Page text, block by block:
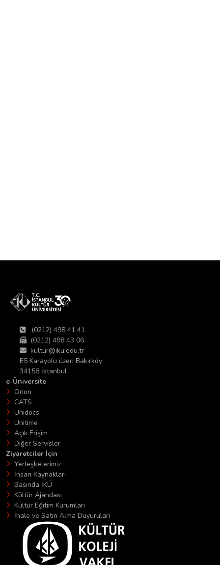
(0212) 498 41 41
(0212) 498 43 06
kultur@iku.edu.tr
E5 Karayolu üzeri Bakırköy
34158 İstanbul
e-Üniversite
Orion
CATS
Unidocs
Unitime
Açık Erişim
Diğer Servisler
Ziyaretciler İçin
Yerleşkelerimiz
İnsan Kaynakları
Basında İKÜ
Kültür Ajandası
Kültür Eğitim Kurumları
İhale ve Satın Alma Duyuruları